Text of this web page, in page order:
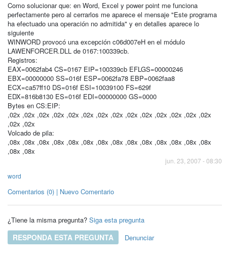
Como solucionar que: en Word, Excel y power point me funciona
perfectamente pero al cerrarlos me aparece el mensaje "Este programa
ha efectuado una operación no admitida" y en detalles aparece lo
siguiente
WINWORD provocó una excepción c06d007eH en el módulo
LAWENFORCER.DLL de 0167:100339cb.
Registros:
EAX=0062fab4 CS=0167 EIP=100339cb EFLGS=00000246
EBX=00000000 SS=016f ESP=0062fa78 EBP=0062faa8
ECX=ca57ff10 DS=016f ESI=10039100 FS=629f
EDX=816b8130 ES=016f EDI=00000000 GS=0000
Bytes en CS:EIP:
,02x ,02x ,02x ,02x ,02x ,02x ,02x ,02x ,02x ,02x ,02x ,02x ,02x ,02x
,02x ,02x
Volcado de pila:
,08x ,08x ,08x ,08x ,08x ,08x ,08x ,08x ,08x ,08x ,08x ,08x ,08x ,08x
,08x ,08x
jun. 23, 2007 - 08:30
word
Comentarios (0) | Nuevo Comentario
¿Tiene la misma pregunta? Siga esta pregunta
RESPONDA ESTA PREGUNTA Denunciar